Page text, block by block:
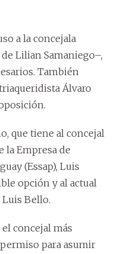
a la concejala
Lilian Samaniego–,
También
Álvaro
que tiene al concejal
la Empresa de
(Essap), Luis
opción y al actual
Bello.
concejal más
para asumir